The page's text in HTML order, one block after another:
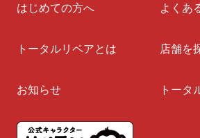
はじめての方へ よくあ
トータルリペアとは 店舗を
お知らせ トータ